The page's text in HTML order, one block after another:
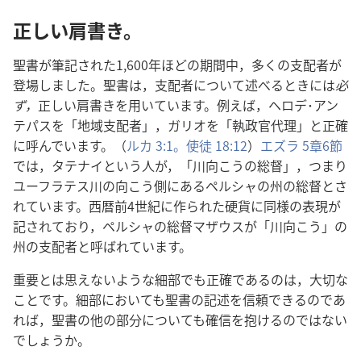
正しい肩書き。
聖書が筆記された1,600年ほどの期間中，多くの支配者が
登場しました。聖書は，支配者について述べるときには必
ず， 正しい肩書きを用いています。例えば，ヘロデ･アン
テパスを「地域支配者」，ガリオを「執政官代理」と正確
に呼んでいます。（ルカ 3:1。 使徒 18:12） エズラ 5章6節
では，タテナイという人が，「川向こうの総督」，つまり
ユーフラテス川の向こう側にあるペルシャの州の総督とさ
れています。西暦前4世紀に作られた硬貨に同様の表現が
記されており，ペルシャの総督マザウスが「川向こう」の
州の支配者と呼ばれています。
重要とは思えないような細部でも正確であるのは，大切な
ことです。細部においても聖書の記述を信頼できるのであ
れば，聖書の他の部分についても確信を抱けるのではない
でしょうか。